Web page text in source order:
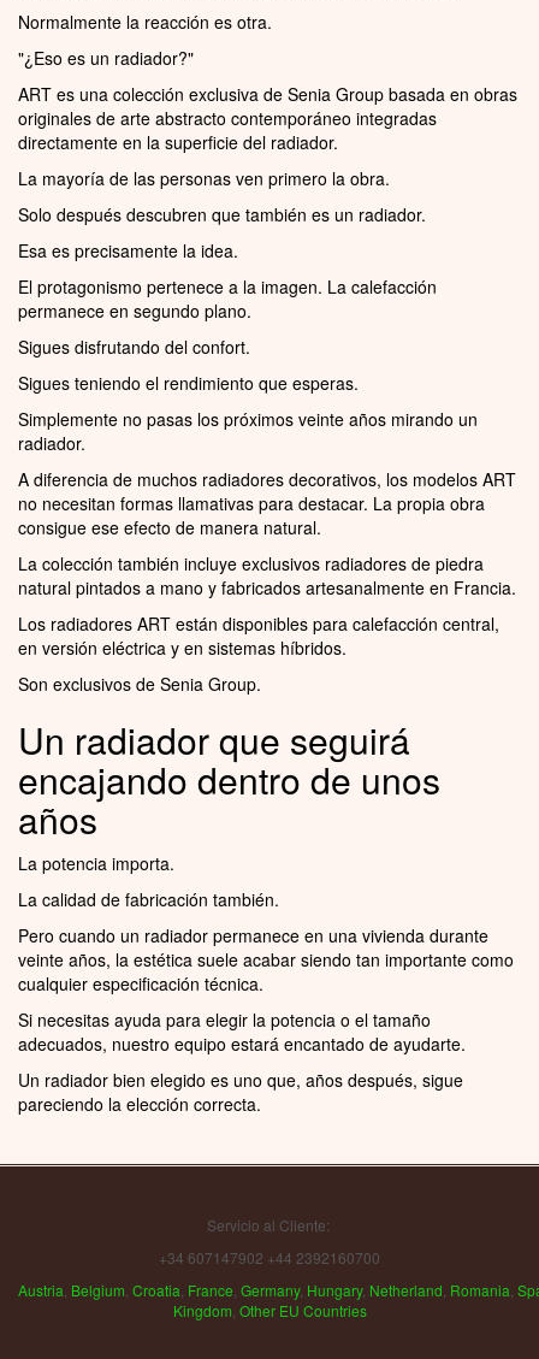
Normalmente la reacción es otra.
"¿Eso es un radiador?"
ART es una colección exclusiva de Senia Group basada en obras
originales de arte abstracto contemporáneo integradas
directamente en la superficie del radiador.
La mayoría de las personas ven primero la obra.
Solo después descubren que también es un radiador.
Esa es precisamente la idea.
El protagonismo pertenece a la imagen. La calefacción
permanece en segundo plano.
Sigues disfrutando del confort.
Sigues teniendo el rendimiento que esperas.
Simplemente no pasas los próximos veinte años mirando un
radiador.
A diferencia de muchos radiadores decorativos, los modelos ART
no necesitan formas llamativas para destacar. La propia obra
consigue ese efecto de manera natural.
La colección también incluye exclusivos radiadores de piedra
natural pintados a mano y fabricados artesanalmente en Francia.
Los radiadores ART están disponibles para calefacción central,
en versión eléctrica y en sistemas híbridos.
Son exclusivos de Senia Group.
Un radiador que seguirá
encajando dentro de unos
años
La potencia importa.
La calidad de fabricación también.
Pero cuando un radiador permanece en una vivienda durante
veinte años, la estética suele acabar siendo tan importante como
cualquier especificación técnica.
Si necesitas ayuda para elegir la potencia o el tamaño
adecuados, nuestro equipo estará encantado de ayudarte.
Un radiador bien elegido es uno que, años después, sigue
pareciendo la elección correcta.
Servicio al Cliente:
+34 607147902 +44 2392160700
Austria, Belgium, Croatia, France, Germany, Hungary, Netherland, Romania,
Kingdom, Other EU Countries